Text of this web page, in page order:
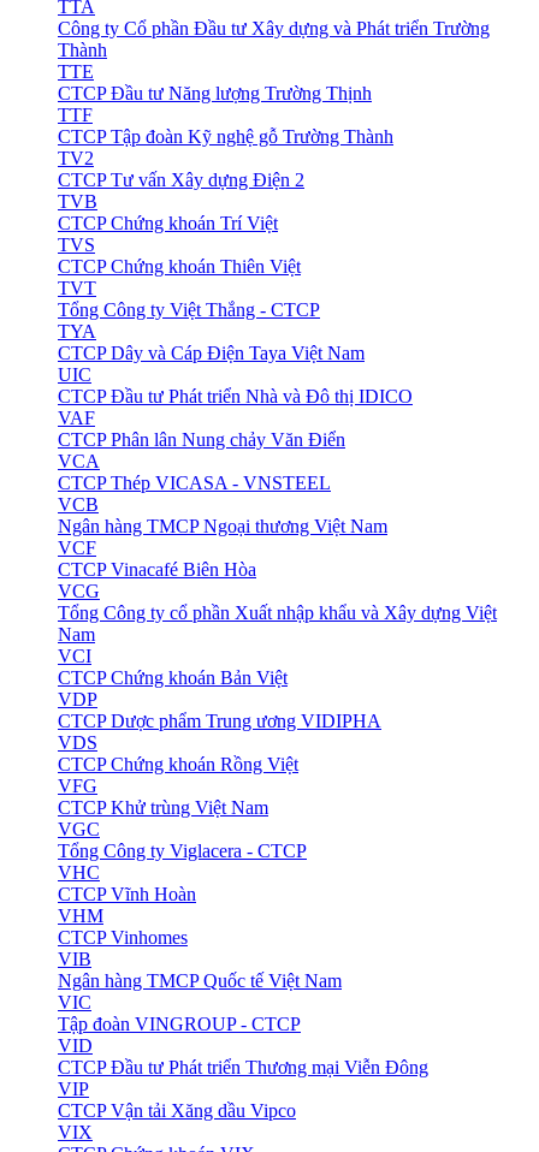
TTA
Công ty Cổ phần Đầu tư Xây dựng và Phát triển Trường
Thành
TTE
CTCP Đầu tư Năng lượng Trường Thịnh
TTF
CTCP Tập đoàn Kỹ nghệ gỗ Trường Thành
TV2
CTCP Tư vấn Xây dựng Điện 2
TVB
CTCP Chứng khoán Trí Việt
TVS
CTCP Chứng khoán Thiên Việt
TVT
Tổng Công ty Việt Thắng - CTCP
TYA
CTCP Dây và Cáp Điện Taya Việt Nam
UIC
CTCP Đầu tư Phát triển Nhà và Đô thị IDICO
VAF
CTCP Phân lân Nung chảy Văn Điển
VCA
CTCP Thép VICASA - VNSTEEL
VCB
Ngân hàng TMCP Ngoại thương Việt Nam
VCF
CTCP Vinacafé Biên Hòa
VCG
Tổng Công ty cổ phần Xuất nhập khẩu và Xây dựng Việt
Nam
VCI
CTCP Chứng khoán Bản Việt
VDP
CTCP Dược phẩm Trung ương VIDIPHA
VDS
CTCP Chứng khoán Rồng Việt
VFG
CTCP Khử trùng Việt Nam
VGC
Tổng Công ty Viglacera - CTCP
VHC
CTCP Vĩnh Hoàn
VHM
CTCP Vinhomes
VIB
Ngân hàng TMCP Quốc tế Việt Nam
VIC
Tập đoàn VINGROUP - CTCP
VID
CTCP Đầu tư Phát triển Thương mại Viễn Đông
VIP
CTCP Vận tải Xăng dầu Vipco
VIX